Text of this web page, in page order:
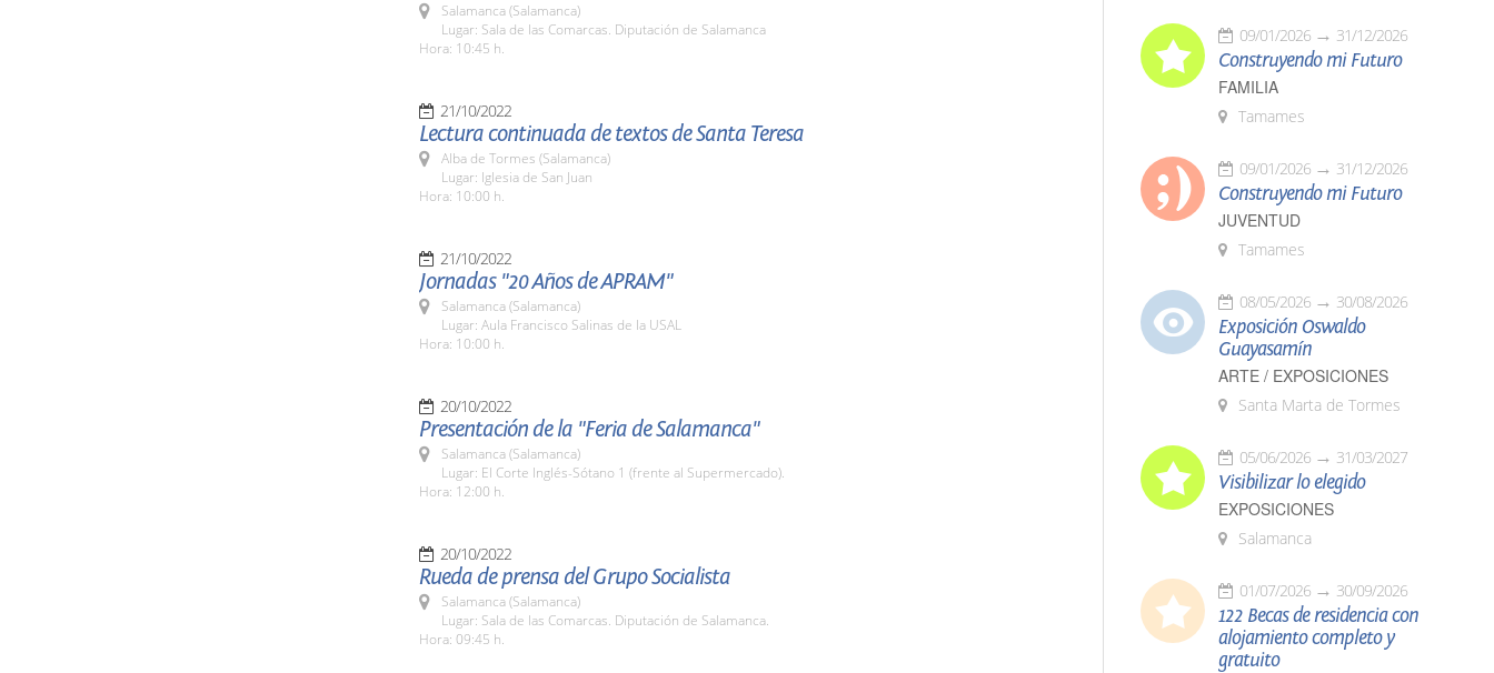
Salamanca (Salamanca)
Lugar: Sala de las Comarcas. Diputación de Salamanca
Hora: 10:45 h.
21/10/2022
Lectura continuada de textos de Santa Teresa
Alba de Tormes (Salamanca)
Lugar: Iglesia de San Juan
Hora: 10:00 h.
21/10/2022
Jornadas "20 Años de APRAM"
Salamanca (Salamanca)
Lugar: Aula Francisco Salinas de la USAL
Hora: 10:00 h.
20/10/2022
Presentación de la "Feria de Salamanca"
Salamanca (Salamanca)
Lugar: El Corte Inglés-Sótano 1 (frente al Supermercado).
Hora: 12:00 h.
20/10/2022
Rueda de prensa del Grupo Socialista
Salamanca (Salamanca)
Lugar: Sala de las Comarcas. Diputación de Salamanca.
Hora: 09:45 h.
09/01/2026 31/12/2026
Construyendo mi Futuro
FAMILIA
Tamames
09/01/2026 31/12/2026
Construyendo mi Futuro
JUVENTUD
Tamames
08/05/2026 30/08/2026
Exposición Oswaldo
Guayasamín
ARTE / EXPOSICIONES
Santa Marta de Tormes
05/06/2026 31/03/2027
Visibilizar lo elegido
EXPOSICIONES
Salamanca
01/07/2026 30/09/2026
122 Becas de residencia con
alojamiento completo y
gratuito